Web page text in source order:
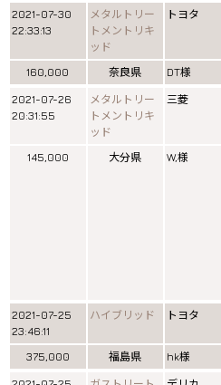
2021-07-30
22:33:13
メタルトリー
トメントリキ
ッド
トヨタ
160,000 奈良県 DT様
2021-07-26
20:31:55
メタルトリー
トメントリキ
ッド
三菱
145,000 大分県 W,様
2021-07-25
23:46:11
ハイブリッド トヨタ
375,000 福島県 hk様